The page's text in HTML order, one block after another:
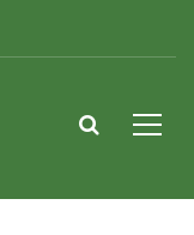
site.searc